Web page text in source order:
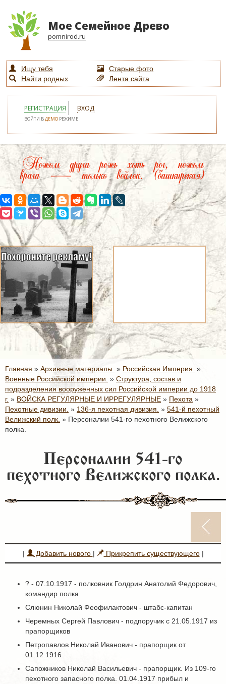
Мое Семейное Древо
pomnirod.ru
Ищу тебя
Старые фото
Найти родных
Лента сайта
РЕГИСТРАЦИЯ ВХОД
ВОЙТИ ВДЕМО РЕЖИМЕ
Ножом друга режь хоть рог, ножом
врага — только войлок. (башкирская)
Главная » Архивные материалы. » Российская Империя. »
Военные Российской империи. » Структура, состав и
подразделения вооруженных сил Российской империи до 1918
г. » ВОЙСКА РЕГУЛЯРНЫЕ И ИРРЕГУЛЯРНЫЕ » Пехота »
Пехотные дивизии. » 136-я пехотная дивизия. » 541-й пехотный
Велижский полк. » Персоналии 541-го пехотного Велижского
полка.
Персоналии 541-го
пехотного Велижского полка.
| Добавить нового | Прикрепить существующего|
? - 07.10.1917 - полковник Голдрин Анатолий Федорович,
командир полка
Слюнин Николай Феофилактович - штабс-капитан
Черемных Сергей Павлович - подпоручик с 21.05.1917 из
прапорщиков
Петропавлов Николай Иванович - прапорщик от
01.12.1916
Сапожников Николай Васильевич - прапорщик. Из 109-го
пехотного запасного полка. 01.04.1917 прибыл и